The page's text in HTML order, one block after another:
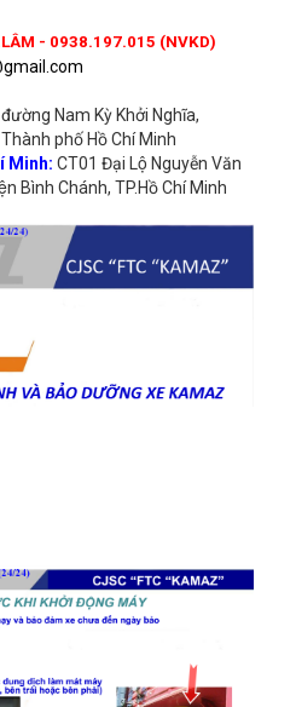
- 0938.197.015 (NVKD)
Nam Kỳ Khởi Nghĩa,
phố Hồ Chí Minh
Minh: CT01 Đại Lộ Nguyễn Văn
Bình Chánh, TP.Hồ Chí Minh